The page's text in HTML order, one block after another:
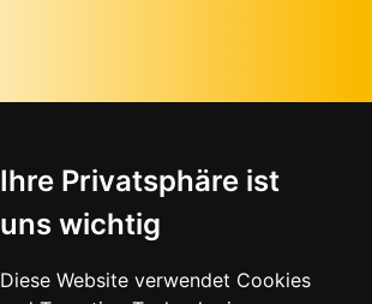
Ihre Privatsphäre ist
uns wichtig
Diese Website verwendet Cookies